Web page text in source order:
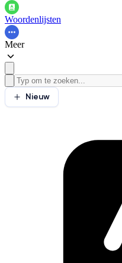
Woordenlijsten
Meer
Nieuw